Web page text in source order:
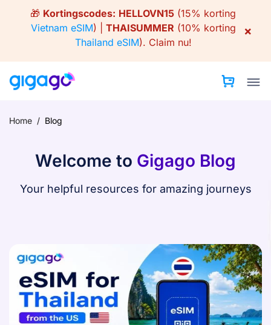
🎁 Kortingscodes: HELLOVN15 (15% korting
Vietnam eSIM) | THAISUMMER (10% korting
Thailand eSIM). Claim nu!
×
Home / Blog
Welcome to Gigago Blog
Your helpful resources for amazing journeys